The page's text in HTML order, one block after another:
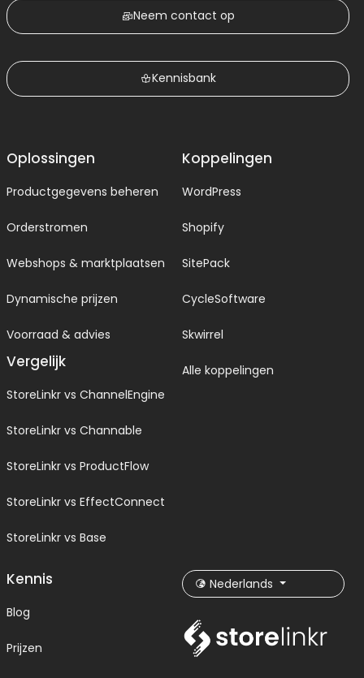
Neem contact op
Kennisbank
Oplossingen
Productgegevens beheren
Orderstromen
Webshops & marktplaatsen
Dynamische prijzen
Voorraad & advies
Vergelijk
StoreLinkr vs ChannelEngine
StoreLinkr vs Channable
StoreLinkr vs ProductFlow
StoreLinkr vs EffectConnect
StoreLinkr vs Base
Koppelingen
WordPress
Shopify
SitePack
CycleSoftware
Skwirrel
Alle koppelingen
Kennis
Blog
Prijzen
Nederlands